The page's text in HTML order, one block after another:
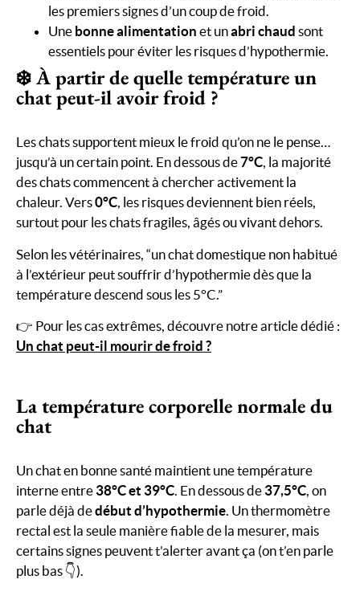
les premiers signes d’un coup de froid.
Une bonne alimentation et unabri chaud sont
essentiels pour éviter les risques d’hypothermie.
❄️À partir de quelle température un
chat peut-il avoir froid ?
Les chats supportent mieux le froid qu’on ne le pense…
jusqu’à un certain point. En dessous de7°C, la majorité
des chats commencent à chercher activement la
chaleur. Vers0°C, les risques deviennent bien réels,
surtout pour les chats fragiles, âgés ou vivant dehors.
Selon les vétérinaires, “un chat domestique non habitué
à l’extérieur peut souffrir d’hypothermie dès que la
température descend sous les 5°C.”
👉 Pour les cas extrêmes, découvre notre article dédié :
Un chat peut-il mourir de froid ?
La température corporelle normale du
chat
Un chat en bonne santé maintient une température
interne entre 38°C et 39°C. En dessous de 37,5°C, on
parle déjà dedébut d’hypothermie. Un thermomètre
rectal est la seule manière fiable de la mesurer, mais
certains signes peuvent t’alerter avant ça (on t’en parle
plus bas 👇).